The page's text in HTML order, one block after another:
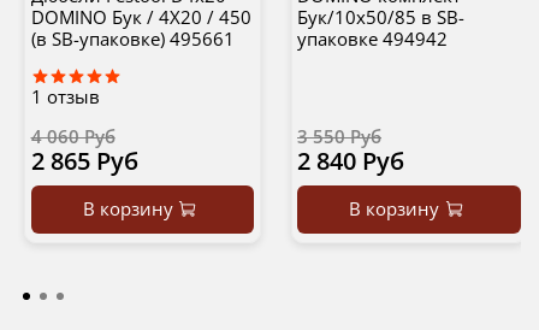
DOMINO Бук / 4X20 / 450
(в SB-упаковке) 495661
1 отзыв
4 060 Руб
2 865 Руб
В корзину
Бук/10x50/85 в SB-
упаковке 494942
3 550 Руб
2 840 Руб
В корзину